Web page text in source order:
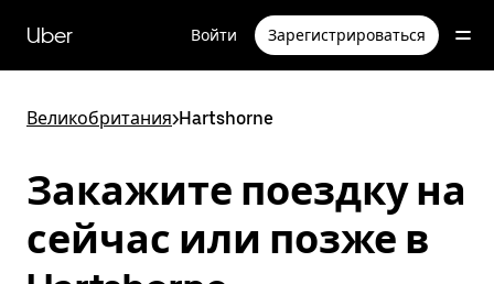
перейти
к
содержимому
Uber Войти Зарегистрироваться
Великобритания>Hartshorne
Закажите поездку на
сейчас или позже в